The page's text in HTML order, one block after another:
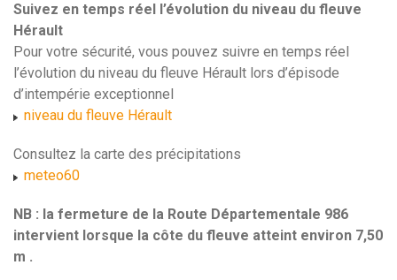
Suivez en temps réel l’évolution du niveau du fleuve
Hérault
Pour votre sécurité, vous pouvez suivre en temps réel
l’évolution du niveau du fleuve Hérault lors d’épisode
d’intempérie exceptionnel
niveau du fleuve Hérault
Consultez la carte des précipitations
meteo60
NB : la fermeture de la Route Départementale 986
intervient lorsque la côte du fleuve atteint environ 7,50
m .